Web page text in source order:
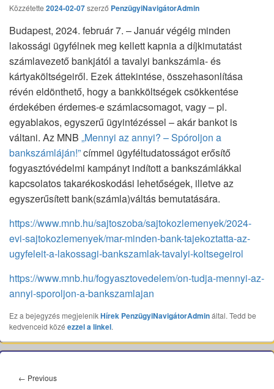
Közzétette 2024-02-07szerző PenzügyiNavigátorAdmin
Budapest, 2024. február 7. – Január végéig minden
lakossági ügyfélnek meg kellett kapnia a díjkimutatást
számlavezető bankjától a tavalyi bankszámla- és
kártyaköltségeiről. Ezek áttekintése, összehasonlítása
révén eldönthető, hogy a bankköltségek csökkentése
érdekében érdemes-e számlacsomagot, vagy – pl.
egyablakos, egyszerű ügyintézéssel – akár bankot is
váltani. Az MNB „Mennyi az annyi? – Spóroljon a
bankszámláján!”címmel ügyféltudatosságot erősítő
fogyasztóvédelmi kampányt indított a bankszámlákkal
kapcsolatos takarékoskodási lehetőségek, illetve az
egyszerűsített bank(számla)váltás bemutatására.
https://www.mnb.hu/sajtoszoba/sajtokozlemenyek/2024-
evi-sajtokozlemenyek/mar-minden-bank-tajekoztatta-az-
ugyfeleit-a-lakossagi-bankszamlak-tavalyi-koltsegeirol
https://www.mnb.hu/fogyasztovedelem/on-tudja-mennyi-az-
annyi-sporoljon-a-bankszamlajan
Ez a bejegyzés megjelenikHírek PenzügyiNavigátorAdmináltal. Tedd be
kedvenceid közé ezzel a linkel.
navigáció
← PreviousPrevious